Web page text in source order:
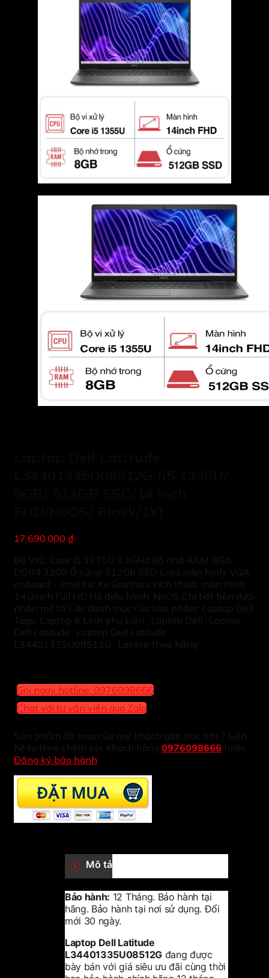
17,690,000 ₫
Bộ VXL: Core i5 1335U 1.3GHz Bộ nhớ RAM: 8Gb
DDR4 3200 Ổ cứng: 512Gb SSD Card màn hình: VGA
onboard – Intel Iris Xe Graphics Kích thước màn hình:
14.0inch Full HD Hệ điều hành: NoOS Chi tiết bên dưới
phần mô tả Các danh mục của sản phẩm: Laptop Dell
Tags: Laptop & Linh phụ kiện , Laptop Dell , Laptop
Dell Latitude , Laptop Dell Latitude
L34401335U08512G , Laptop theo hãng
Gọi ngay hotline: 0976098666
Chat với tư vấn viên qua Zalo
Sản phẩm đã mua của quý khách gặp trục trặc? Liên
hệ hotline chăm sóc khách hàng 0976098666 hoặc
Đăng ký bảo hành
Mô tả
Bảo hành: 12 Tháng. Bảo hành tại
hãng. Bảo hành tại nơi sử dụng. Đổi
mới 30 ngày.
Laptop Dell Latitude
L34401335U08512Gđang được
bày bán với giá siêu ưu đãi cùng thời